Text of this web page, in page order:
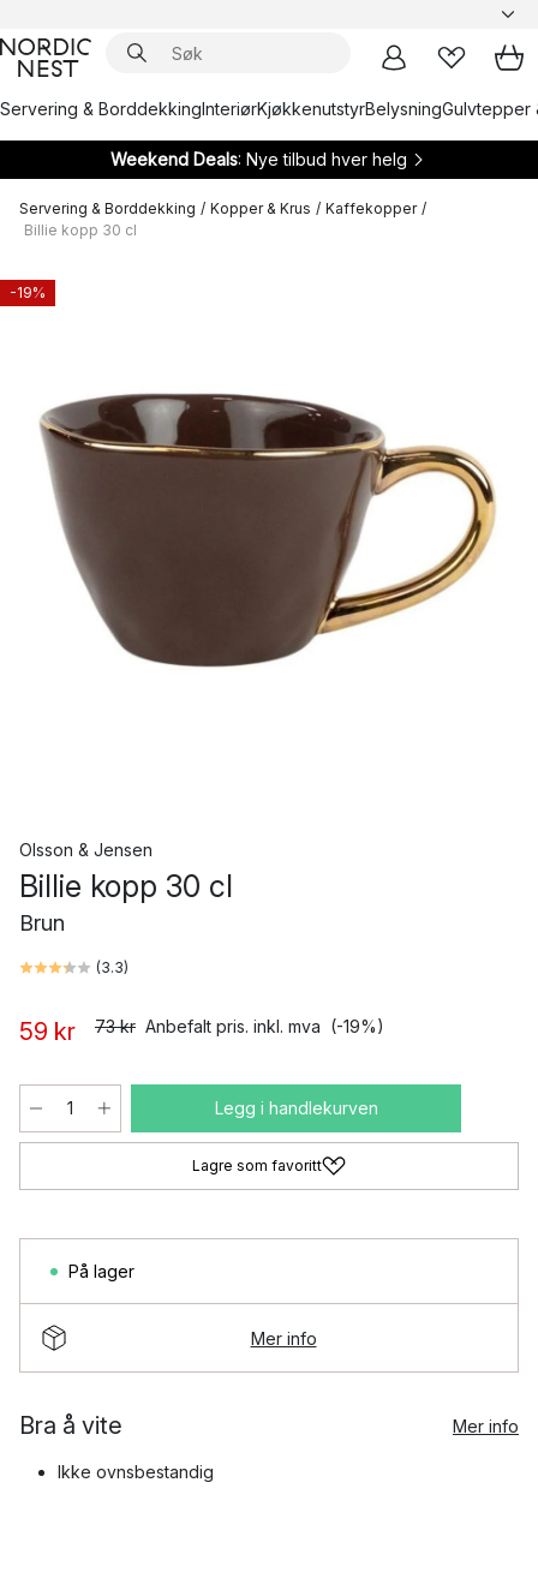
Servering & BorddekkingInteriørKjøkkenutstyrBelysningGulvtepper
Weekend Deals: Nye tilbud hver helg
Servering & Borddekking / Kopper & Krus / Kaffekopper /
Billie kopp 30 cl
-19%
Olsson & Jensen
Billie kopp 30 cl
Brun
(3.3)
59 kr 73 kr Anbefalt pris. inkl. mva (-19%)
Legg i handlekurven
Lagre som favoritt
På lager
Mer info
Bra å vite Mer info
Ikke ovnsbestandig